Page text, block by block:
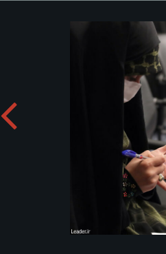
انقلاب اسلامی
کے قومی دن کے موقع پر
تصویری البم دریافت کریں: